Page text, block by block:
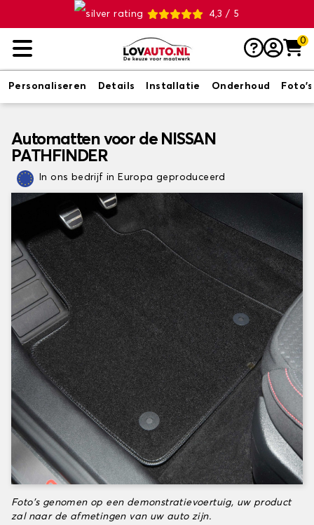
4,3 / 5
0
Personaliseren Details Installatie Onderhoud Foto's
Automatten voor de NISSAN
PATHFINDER
In ons bedrijf in Europa geproduceerd
Foto's genomen op een demonstratievoertuig, uw product
zal naar de afmetingen van uw auto zijn.